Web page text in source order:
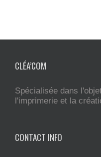
CLÉA’COM
Spécialisée dans
l'imprimerie et la
CONTACT INFO